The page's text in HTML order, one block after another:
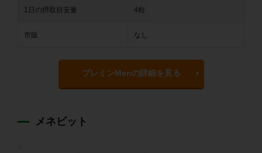
1日の摂取目安量 4粒
市販 なし
プレミンMenの詳細を見る
メネビット